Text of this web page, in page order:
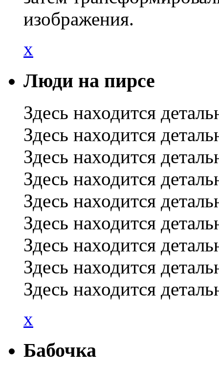
изображения.
x
Люди на пирсе
Здесь находится
Здесь находится
Здесь находится
Здесь находится
Здесь находится
Здесь находится
Здесь находится
Здесь находится
Здесь находится
x
Бабочка